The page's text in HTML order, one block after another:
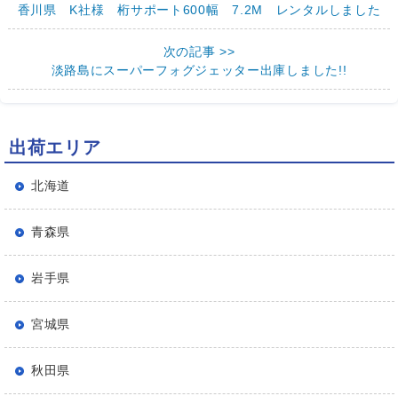
香川県 K社様 桁サポート600幅 7.2M レンタルしました
次の記事 >>
淡路島にスーパーフォグジェッター出庫しました!!
出荷エリア
北海道
青森県
岩手県
宮城県
秋田県